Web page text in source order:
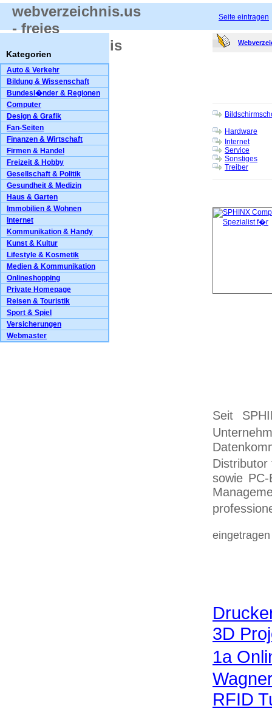
Seite eintragen
webverzeichnis.us
- freies
Webverzeichnis
Kategorien
Auto & Verkehr
Bildung & Wissenschaft
Bundesl�nder & Regionen
Computer
Design & Grafik
Fan-Seiten
Finanzen & Wirtschaft
Firmen & Handel
Freizeit & Hobby
Gesellschaft & Politik
Gesundheit & Medizin
Haus & Garten
Immobilien & Wohnen
Internet
Kommunikation & Handy
Kunst & Kultur
Lifestyle & Kosmetik
Medien & Kommunikation
Onlineshopping
Private Homepage
Reisen & Touristik
Sport & Spiel
Versicherungen
Webmaster
Hardware
Internet
Service
Sonstiges
Treiber
Seit
sowie
3D
1a
RFID